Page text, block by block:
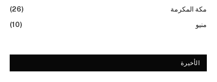
مكة المكرمة
(26)
منيو
(10)
الأخيرة